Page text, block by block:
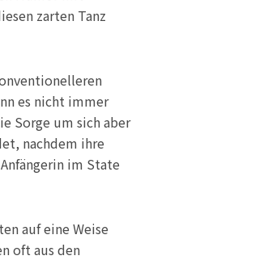
zarten Tanz
es nicht immer
Sorge um sich aber
nachdem ihre
im State
auf eine Weise
oft aus den